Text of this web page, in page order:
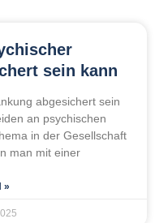
sein kann
abgesichert sein
an psychischen
in der Gesellschaft
man mit einer
»